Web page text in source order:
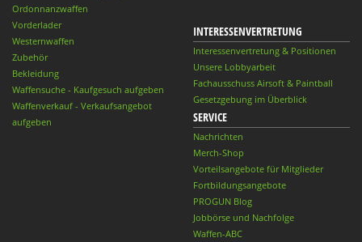
Ordonnanzwaffen
Vorderlader
Westernwaffen
Zubehör
Bekleidung
Waffensuche - Kaufgesuch aufgeben
Waffenverkauf - Verkaufsangebot
aufgeben
INTERESSENVERTRETUNG
Interessenvertretung & Positionen
Unsere Lobbyarbeit
Fachausschuss Airsoft & Paintball
Gesetzgebung im Überblick
SERVICE
Nachrichten
Merch-Shop
Vorteilsangebote für Mitglieder
Fortbildungsangebote
PROGUN Blog
Jobbörse und Nachfolge
Waffen-ABC